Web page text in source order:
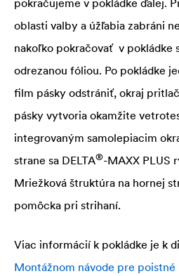
oblasti valby a úžľabia zabráni
nakoľko pokračovať v pokládke
odrezanou fóliou. Po pokládke
film pásky odstrániť, okraj
pásky vytvoria okamžite
integrovaným samolepiacim
strane sa DELTA®-MAXX PLUS
Mriežková štruktúra na hornej
pomôcka pri strihaní.
Viac informácií k pokládke je k
Montážnom návode pre